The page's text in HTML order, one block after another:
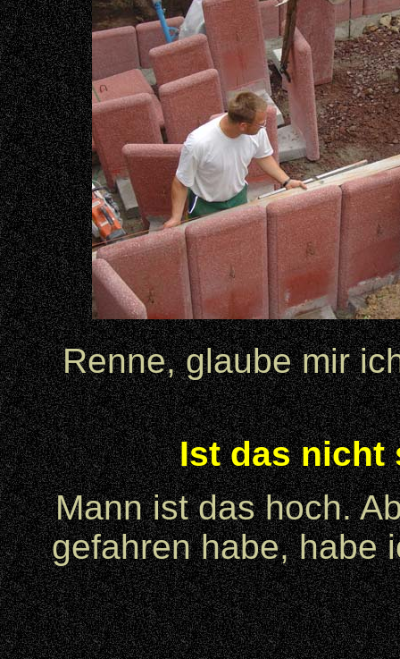
Renne, glaube mir
Ist das nicht
Mann ist das hoch.
gefahren habe, habe